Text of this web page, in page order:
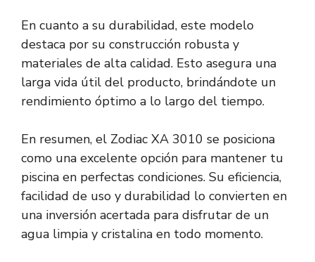
En cuanto a su durabilidad, este modelo
destaca por su construcción robusta y
materiales de alta calidad. Esto asegura una
larga vida útil del producto, brindándote un
rendimiento óptimo a lo largo del tiempo.
En resumen, el Zodiac XA 3010 se posiciona
como una excelente opción para mantener tu
piscina en perfectas condiciones. Su eficiencia,
facilidad de uso y durabilidad lo convierten en
una inversión acertada para disfrutar de un
agua limpia y cristalina en todo momento.